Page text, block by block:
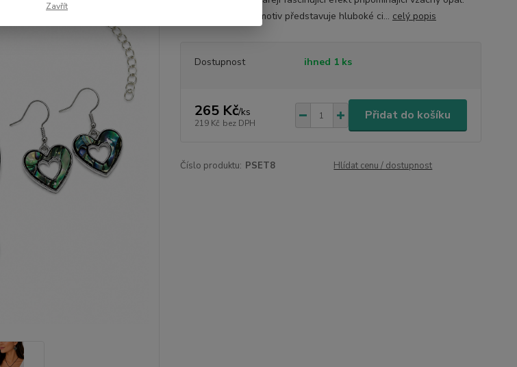
Tento romantický motiv představuje hluboké ci... celý popis
Dostupnost ihned 1 ks
265 Kč/ks
219 Kč bez DPH
Přidat do košíku
Číslo produktu: PSET8 Hlídat cenu / dostupnost
Zavřít